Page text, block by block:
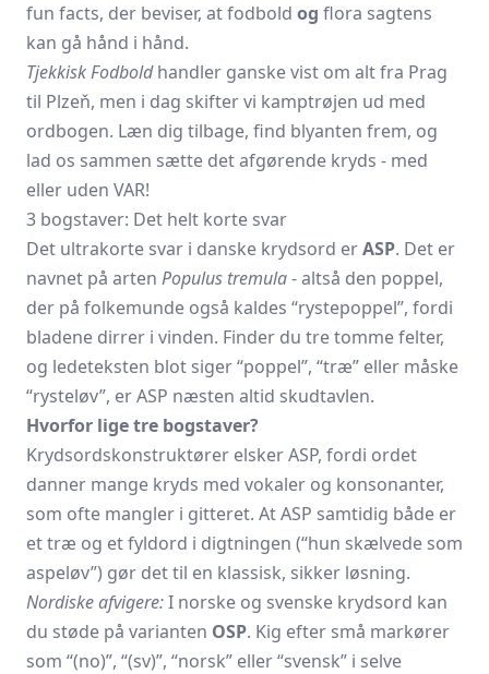
fun facts, der beviser, at fodbold og flora sagtens
kan gå hånd i hånd.
Tjekkisk Fodboldhandler ganske vist om alt fra Prag
til Plzeň, men i dag skifter vi kamptrøjen ud med
ordbogen. Læn dig tilbage, find blyanten frem, og
lad os sammen sætte det afgørende kryds - med
eller uden VAR!
3 bogstaver: Det helt korte svar
Det ultrakorte svar i danske krydsord erASP. Det er
navnet på arten Populus tremula- altså den poppel,
der på folkemunde også kaldes “rystepoppel”, fordi
bladene dirrer i vinden. Finder du tre tomme felter,
og ledeteksten blot siger “poppel”, “træ” eller måske
“rysteløv”, er ASP næsten altid skudtavlen.
Hvorfor lige tre bogstaver?
Krydsordskonstruktører elsker ASP, fordi ordet
danner mange kryds med vokaler og konsonanter,
som ofte mangler i gitteret. At ASP samtidig både er
et træ og et fyldord i digtningen (“hun skælvede som
aspeløv”) gør det til en klassisk, sikker løsning.
Nordiske afvigere:I norske og svenske krydsord kan
du støde på varianten OSP. Kig efter små markører
som “(no)”, “(sv)”, “norsk” eller “svensk” i selve